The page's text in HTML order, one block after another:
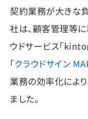
契約業務が大きな
社は、顧客管理等
ウドサービス「
「クラウドサイン
業務の効率化によ
ました。